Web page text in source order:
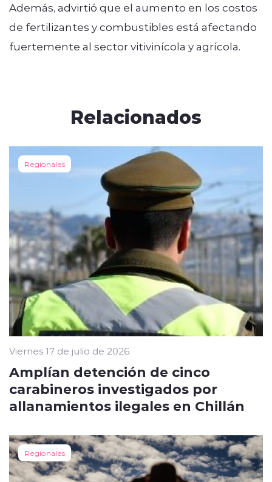
Además, advirtió que el aumento en los costos
de fertilizantes y combustibles está afectando
fuertemente al sector vitivinícola y agrícola.
Relacionados
Regionales
Viernes 17 de julio de 2026
Amplían detención de cinco
carabineros investigados por
allanamientos ilegales en Chillán
Regionales